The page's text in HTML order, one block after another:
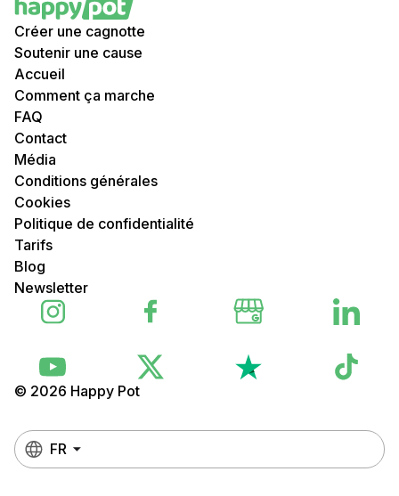
© 2026 Happy Pot
FR
Créer une cagnotte
Soutenir une cause
Accueil
Comment ça marche
FAQ
Contact
Média
Conditions générales
Cookies
Politique de confidentialité
Tarifs
Blog
Newsletter